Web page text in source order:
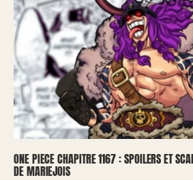
ONE PIECE CHAPITRE 1167 : SPOILERS ET
DE MARIEJOIS